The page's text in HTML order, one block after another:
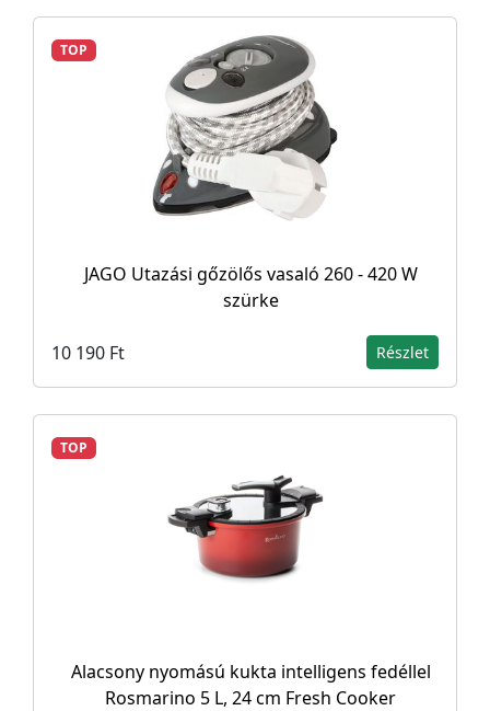
TOP
JAGO Utazási gőzölős vasaló 260 - 420 W
szürke
10 190 Ft Részlet
TOP
Alacsony nyomású kukta intelligens fedéllel
Rosmarino 5 L, 24 cm Fresh Cooker